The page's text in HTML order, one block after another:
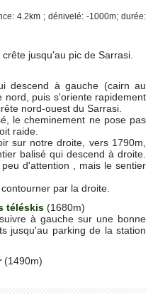
4.2km ; dénivelé: -1000m; durée:
jusqu'au pic de Sarrasi.
descend à gauche (cairn au
nord, puis s'oriente rapidement
nord-ouest du Sarrasi.
le cheminement ne pose pas
raide.
sur notre droite, vers 1790m,
balisé qui descend à droite.
d'attention , mais le sentier
par la droite.
téléskis (1680m)
à gauche sur une bonne
jusqu'au parking de la station
(1490m)